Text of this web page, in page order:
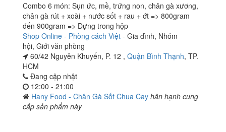
Combo 6 món: Sụn ức, mề, trứng non, chân gà xương,
chân gà rút + xoài + nước sốt + rau + ớt => 800gram
đến 900gram => Đựng trong hộp
Shop Online - Phòng cách Việt - Gia đình, Nhóm
hội, Giới văn phòng
60/42 Nguyễn Khuyến, P. 12 , Quận Bình Thạnh, TP.
HCM
Đang cập nhật
12:00 - 21:00
Hany Food - Chân Gà Sốt Chua Cay hân hạnh cung
cấp sản phẩm này